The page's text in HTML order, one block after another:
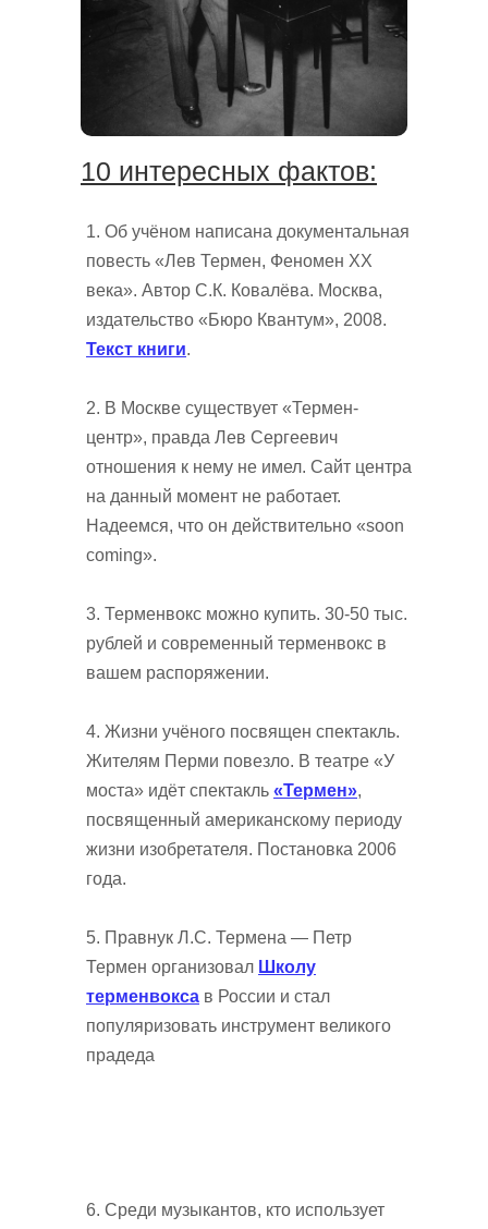
1. Об учёном написана документальная
повесть «Лев Термен, Феномен ХХ
века». Автор С.К. Ковалёва. Москва,
издательство «Бюро Квантум», 2008.
Текст книги.
2. В Москве существует «Термен-
центр», правда Лев Сергеевич
отношения к нему не имел. Сайт центра
на данный момент не работает.
Надеемся, что он действительно «soon
coming».
3. Терменвокс можно купить. 30-50 тыс.
рублей и современный терменвокс в
вашем распоряжении.
4. Жизни учёного посвящен спектакль.
Жителям Перми повезло. В театре «У
моста» идёт спектакль «Термен»,
посвященный американскому периоду
жизни изобретателя. Постановка 2006
года.
5. Правнук Л.С. Термена — Петр
Термен организовал Школу
терменвокса в России и стал
популяризовать инструмент великого
прадеда
6. Среди музыкантов, кто использует
10 интересных фактов: